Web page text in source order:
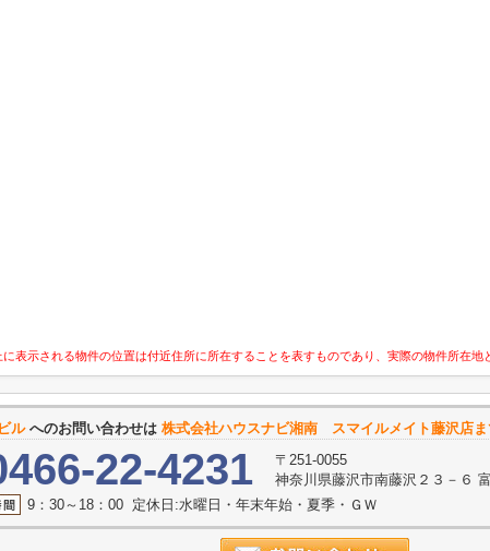
表示される物件の位置は付近住所に所在することを表すものであり、実際の物件所在地
ルへのお問い合わせは 株式会社ハウスナビ湘南 スマイルメイト藤沢店ま
22-4231
〒251-0055
神奈川県藤沢市南藤沢２３－６
9：30～18：00 定休日:水曜日・年末年始・夏季・ＧＷ